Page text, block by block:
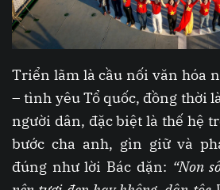
Triển lãm là cầu nối văn hóa
– tình yêu Tổ quốc, đồng thời
người dân, đặc biệt là thế hệ
bước cha anh, gìn giữ và
đúng như lời Bác dặn: “Non